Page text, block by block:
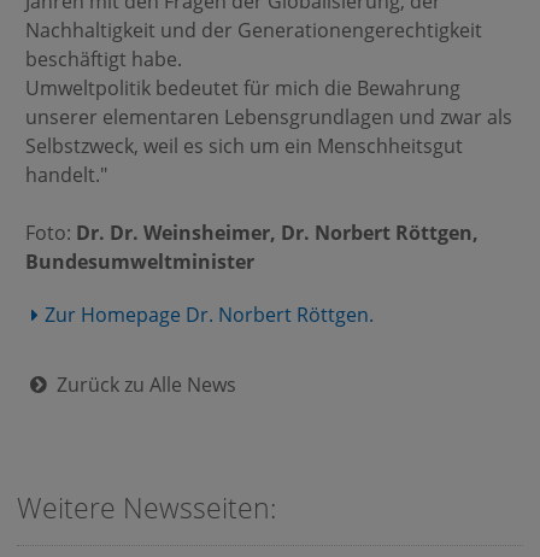
Nachhaltigkeit und der Generationengerechtigkeit
beschäftigt habe.
Umweltpolitik bedeutet für mich die Bewahrung
unserer elementaren Lebensgrundlagen und zwar als
Selbstzweck, weil es sich um ein Menschheitsgut
handelt."
Foto: Dr. Dr. Weinsheimer, Dr. Norbert Röttgen,
Bundesumweltminister
Zur Homepage Dr. Norbert Röttgen.
Zurück zu Alle News
Weitere Newsseiten: